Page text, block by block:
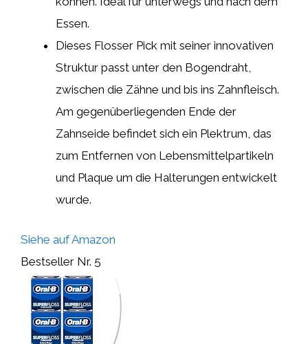
Essen.
Dieses Flosser Pick mit seiner innovativen
Struktur passt unter den Bogendraht,
zwischen die Zähne und bis ins Zahnfleisch.
Am gegenüberliegenden Ende der
Zahnseide befindet sich ein Plektrum, das
zum Entfernen von Lebensmittelpartikeln
und Plaque um die Halterungen entwickelt
wurde.
Siehe auf Amazon
Bestseller Nr. 5